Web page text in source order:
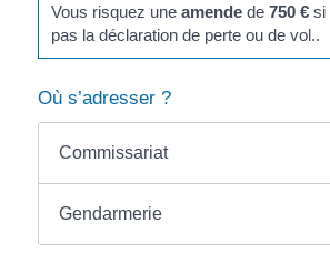
Vous risquez une amendede 750 €si
pas la déclaration de perte ou de vol..
Où s’adresser ?
Commissariat
Gendarmerie